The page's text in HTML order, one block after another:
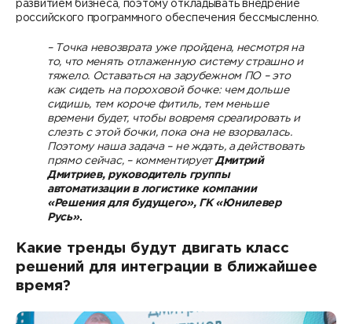
развитием бизнеса, поэтому откладывать внедрение
российского программного обеспечения бессмысленно.
– Точка невозврата уже пройдена, несмотря на
то, что менять отлаженную систему страшно и
тяжело. Оставаться на зарубежном ПО – это
как сидеть на пороховой бочке: чем дольше
сидишь, тем короче фитиль, тем меньше
времени будет, чтобы вовремя среагировать и
слезть с этой бочки, пока она не взорвалась.
Поэтому наша задача – не ждать, а действовать
прямо сейчас, – комментируетДмитрий
Дмитриев, руководитель группы
автоматизации в логистике компании
«Решения для будущего», ГК «Юнилевер
Русь».
Какие тренды будут двигать класс
решений для интеграции в ближайшее
время?